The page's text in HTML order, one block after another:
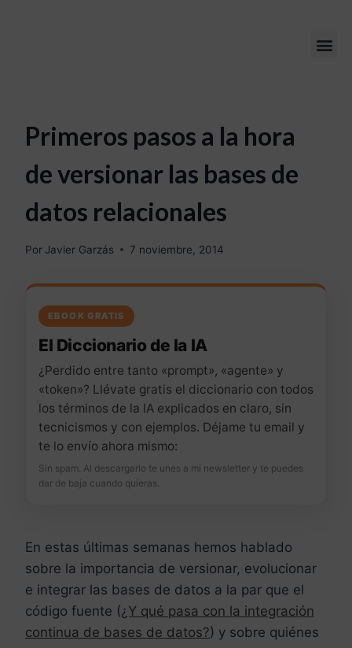
Primeros pasos a la hora
de versionar las bases de
datos relacionales
Por Javier Garzás 7 noviembre, 2014
EBOOK GRATIS
El Diccionario de la IA
¿Perdido entre tanto «prompt», «agente» y
«token»? Llévate gratis el diccionario con todos
los términos de la IA explicados en claro, sin
tecnicismos y con ejemplos. Déjame tu email y
te lo envío ahora mismo:
Sin spam. Al descargarlo te unes a mi newsletter y te puedes
dar de baja cuando quieras.
En estas últimas semanas hemos hablado
sobre la importancia de versionar, evolucionar
e integrar las bases de datos a la par que el
código fuente (¿Y qué pasa con la integración
continua de bases de datos?) y sobre quiénes